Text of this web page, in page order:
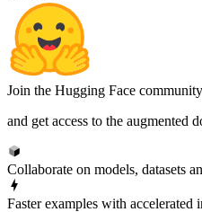
Join the Hugging Face community
and get access to the augmented
Collaborate on models, datasets
Faster examples with accelerated